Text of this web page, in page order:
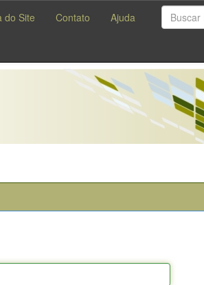
do Site Contato Ajuda